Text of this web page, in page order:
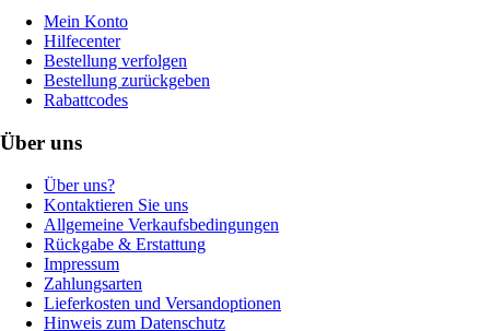
Mein Konto
Hilfecenter
Bestellung verfolgen
Bestellung zurückgeben
Rabattcodes
Über uns
Über uns?
Kontaktieren Sie uns
Allgemeine Verkaufsbedingungen
Rückgabe & Erstattung
Impressum
Zahlungsarten
Lieferkosten und Versandoptionen
Hinweis zum Datenschutz